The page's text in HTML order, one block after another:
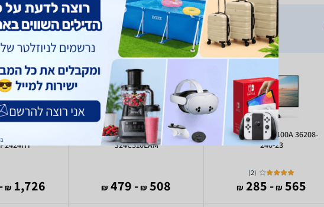
Philips 24E1N1100A 36208-
240-23
(
2
)
565
₪
- 285
₪
Samsung Essential S3 S31C
S24C310EAM
508
₪
- 479
₪
C Hub
1,726
₪
- 1,125